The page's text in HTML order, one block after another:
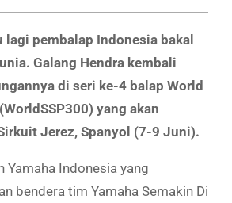
lagi pembalap Indonesia bakal
Galang Hendra kembali
di seri ke-4 balap World
yang akan
Jerez, Spanyol (7-9 Juni).
Yamaha Indonesia yang
bendera tim Yamaha Semakin Di